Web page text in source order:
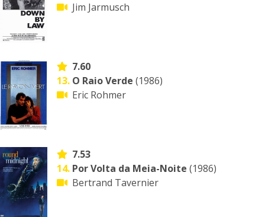
Jim Jarmusch
7.60
13. O Raio Verde (1986)
Eric Rohmer
7.53
14. Por Volta da Meia-Noite (1986)
Bertrand Tavernier